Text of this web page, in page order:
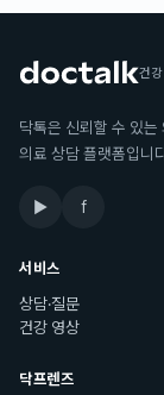
건
닥톡은 신뢰할 수 있
의료 상담 플랫폼입니
▶ f
서비스
상담·질문
건강 영상
닥프렌즈